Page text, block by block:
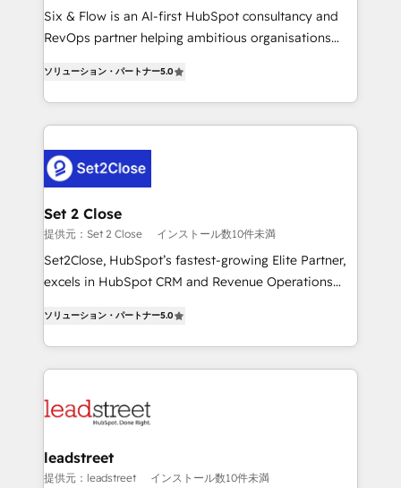
reconocimiento del ecosistema. Elite Solutions
Partner, el nivel más alto. +700 clientes
Hospital ABC, Hogares Unión, Yves Rocher,
MacStore, Café Britt, Bella Piel, confiaron en
respuestas para empezar. Te ayudamos a identificar
el primer caso de uso que más impacto te dará.
días.
Six & Flow is an AI-first HubSpot consultancy and
RevOps partner helping ambitious organisations
Operating across the UK, Netherlands, Ireland, and
Canada, we’ve delivered thousands of successful
HubSpot projects for mid-market and enterprise
combine HubSpot, data, and AI to design connected
go-to-market systems that align people, process,
and technology for predictable, scalable revenue
growth. Our expertise spans RevOps, CRM and data
architecture, AI enablement, and strategic marketing,
delivered through our proprietary FLAIR framework
Partner and ISO 27001:2022 certified consultancy,
we blend strategy, creativity, and technology to help
ソリューション・パートナー5.0
Set 2 Close
提供元：Set 2 Close インストール数10件未満
Set2Close, HubSpot’s fastest-growing Elite Partner,
excels in HubSpot CRM and Revenue Operations
As a top HubSpot Elite Partner, we specialize in
custom HubSpot CRM solutions. Our experts design,
implement, and optimize systems to enhance user
marketing, and service teams. From setup to
management, and speed up deal closures. With 500+
projects completed, our Agile approach ensures your
ソリューション・パートナー5.0
leadstreet
提供元：leadstreet インストール数10件未満